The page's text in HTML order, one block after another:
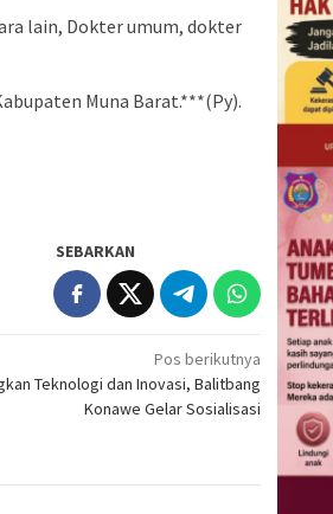
lain, Dokter umum, dokter
Muna Barat.***(Py).
SEBARKAN
Pos berikutnya
Teknologi dan Inovasi, Balitbang
Konawe Gelar Sosialisasi